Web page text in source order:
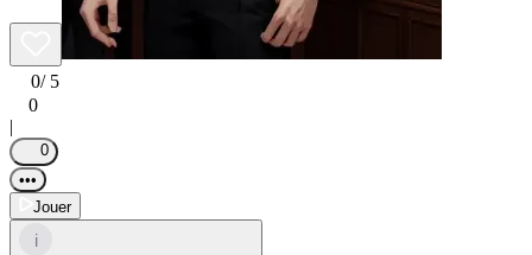
0/ 5
0
|
0
•••
Jouer
i